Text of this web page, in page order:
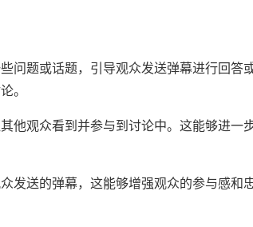
题或话题，引导观众发送弹幕进行回答
。
观众看到并参与到讨论中。这能够进一
的弹幕，这能够增强观众的参与感和忠